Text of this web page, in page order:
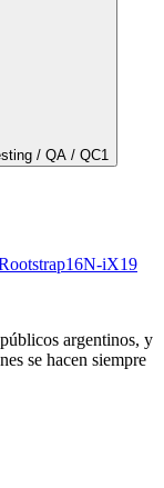
/ QA / QC1
16N-iX19
argentinos, y
se hacen siempre